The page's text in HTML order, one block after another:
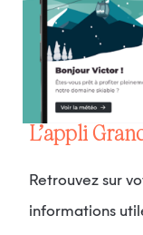
L’appli
Retrouvez sur votre smartphone toutes les
informations